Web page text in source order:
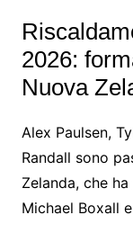
2026:
Nuova
Alex Paulsen,
Randall sono
Zelanda, che
Michael Boxall